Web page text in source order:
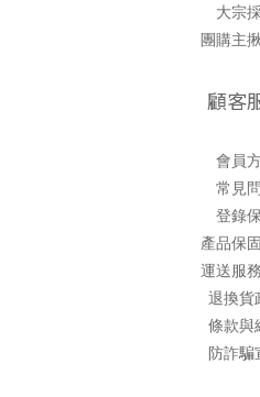
大宗
團購主
顧客
會員
常見
登錄
產品保
運送服
退換貨
條款與
防詐騙